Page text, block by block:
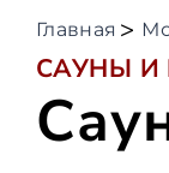
Главная
САУНЫ И